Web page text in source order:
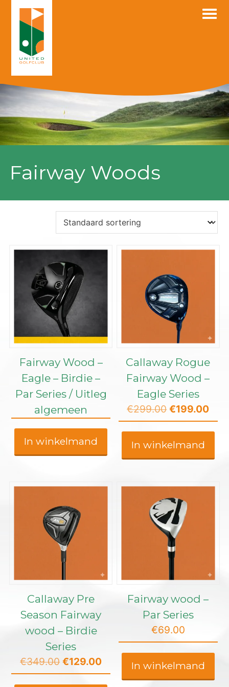
Fairway Woods
Fairway Wood –
Eagle – Birdie –
Par Series / Uitleg
algemeen
In winkelmand
Callaway Rogue
Fairway Wood –
Eagle Series
€299.00
prijs
€299.00.
€199.00
prijs
In winkelmand
Callaway Pre
Season Fairway
wood – Birdie
Series
€349.00 Oorspronkelijke
prijs
€129.00Huidige
prijs
Fairway wood –
Par Series
€69.00
In winkelmand